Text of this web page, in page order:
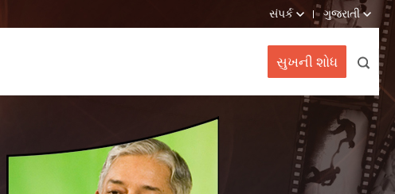
સંપર્ક ગુજરાતી
સુખની શોધ